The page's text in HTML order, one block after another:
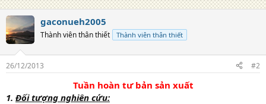
gaconueh2005
Thành viên thân thiết Thành viên thân thiết
26/12/2013 #2
Tuần hoàn tư bản sản xuất
1. Đối tượng nghiên cứu: